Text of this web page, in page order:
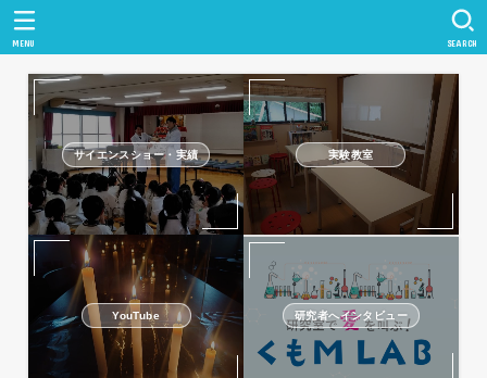
SEARCH
MENU
サイエンスショー・実績 実験教室
YouTube 研究者へインタビュー